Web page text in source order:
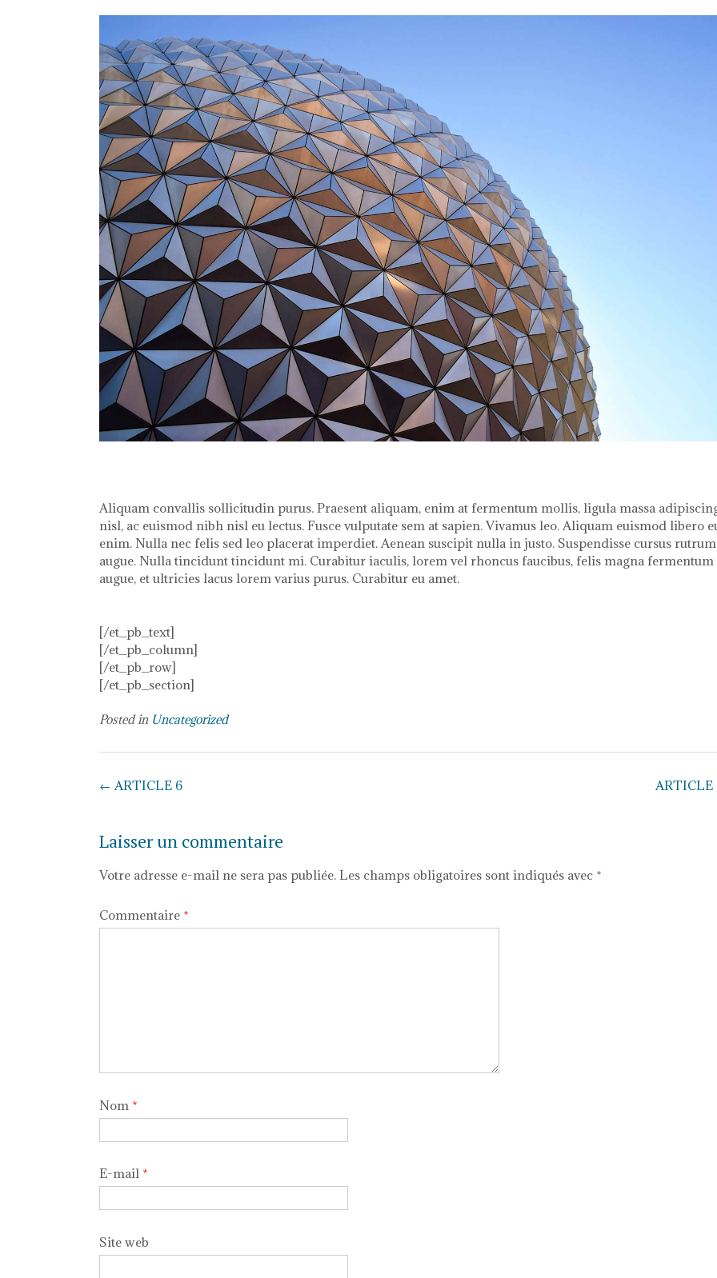
Aliquam convallis sollicitudin purus. Praesent aliquam, enim at fermentum mollis, ligula massa
nisl, ac euismod nibh nisl eu lectus. Fusce vulputate sem at sapien. Vivamus leo. Aliquam euismod libero
enim. Nulla nec felis sed leo placerat imperdiet. Aenean suscipit nulla in justo. Suspendisse cursus rutrum
augue. Nulla tincidunt tincidunt mi. Curabitur iaculis, lorem vel rhoncus faucibus, felis magna fermentum
augue, et ultricies lacus lorem varius purus. Curabitur eu amet.
[/et_pb_text]
[/et_pb_column]
[/et_pb_row]
[/et_pb_section]
Posted in Uncategorized
Post
← ARTICLE 6
Laisser un commentaire
Votre adresse e-mail ne sera pas publiée. Les champs obligatoires sont indiqués avec *
Commentaire *
Nom *
E-mail *
Site web